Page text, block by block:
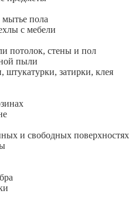
пола
с мебели
потолок, стены и пол
пыли
штукатурки, затирки, клея
и свободных поверхностях